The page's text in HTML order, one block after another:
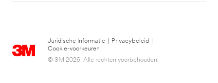
Juridische Informatie Privacybeleid
Cookie-voorkeuren
© 3M 2026. Alle rechten voorbehouden.